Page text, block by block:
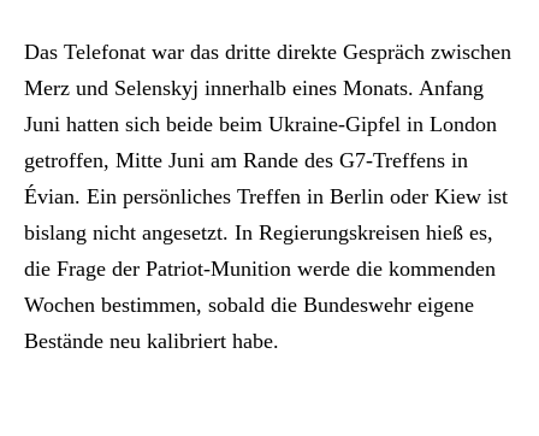
Das Telefonat war das dritte direkte Gespräch zwischen
Merz und Selenskyj innerhalb eines Monats. Anfang
Juni hatten sich beide beim Ukraine-Gipfel in London
getroffen, Mitte Juni am Rande des G7-Treffens in
Évian. Ein persönliches Treffen in Berlin oder Kiew ist
bislang nicht angesetzt. In Regierungskreisen hieß es,
die Frage der Patriot-Munition werde die kommenden
Wochen bestimmen, sobald die Bundeswehr eigene
Bestände neu kalibriert habe.